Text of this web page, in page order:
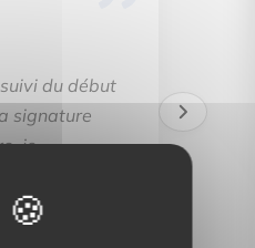
du début
signature
je